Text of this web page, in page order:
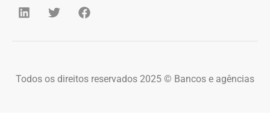
Todos os direitos reservados 2025 © Bancos e agências